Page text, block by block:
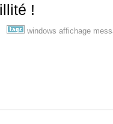
!
windows affichage